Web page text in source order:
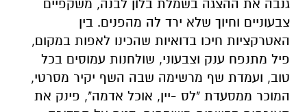
טוב, ועמדת שף מרשימה שבה השף יקיר מסרטי,
המוכר ממסעדת "לס -יין, אוכל אדמה", פינק את
האורחים בבשרים משובחים, דגים על המדורה
ומטעמי שף מושקעים. גם האלכוהול זרם בנדיבות,
כשכוכב הערב היה, איך לא, הערק.